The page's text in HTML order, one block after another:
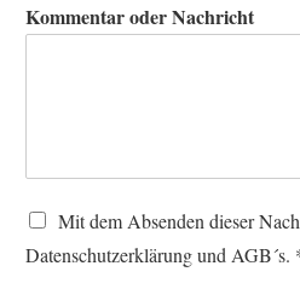
Kommentar oder Nachricht
C
h
e
Mit dem Absenden dieser
Datenschutzerklärung und AGB´s.